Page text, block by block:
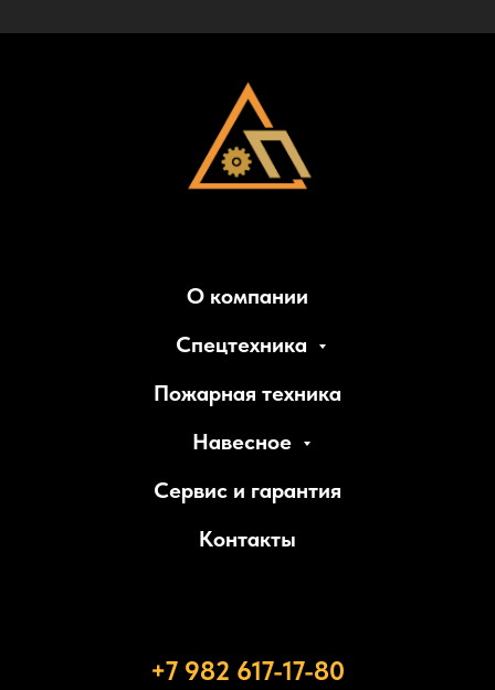
О компании
Спецтехника
Пожарная техника
Навесное
Сервис и гарантия
Контакты
+7 982 617-17-80